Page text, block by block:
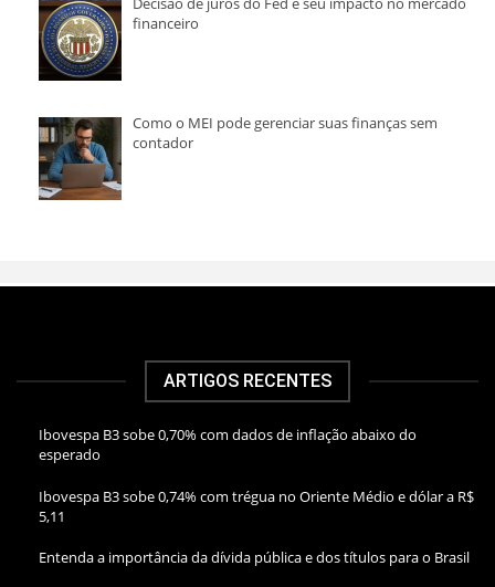
financeiro
Como o MEI pode gerenciar suas finanças sem
contador
ARTIGOS RECENTES
Ibovespa B3 sobe 0,70% com dados de inflação abaixo do
esperado
Ibovespa B3 sobe 0,74% com trégua no Oriente Médio e dólar a R$
5,11
Entenda a importância da dívida pública e dos títulos para o Brasil